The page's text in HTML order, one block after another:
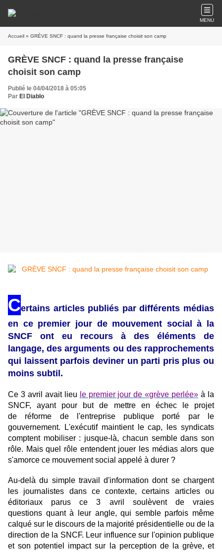
MENU
Accueil » GRÈVE SNCF : quand la presse française choisit son camp
GRÈVE SNCF : quand la presse française
choisit son camp
Publié le 04/04/2018 à 05:05
Par El Diablo
Certains articles publiés par différents médias
en ce premier jour de mouvement social à la
SNCF ont eu recours à des éléments de
langage, des arguments ou des rapprochements
qui laissent parfois deviner un parti pris plus ou
moins subtil.
Ce 3 avril avait lieu le premier jour de «grève perlée» à la
SNCF, ayant pour but de mettre en échec le projet
de réforme de l'entreprise publique porté par le
gouvernement. L'exécutif maintient le cap, les syndicats
comptent mobiliser : jusque-là, chacun semble dans son
rôle. Mais quel rôle entendent jouer les médias alors que
s'amorce ce mouvement social appelé à durer ?
Au-delà du simple travail d'information dont se chargent
les journalistes dans ce contexte, certains articles ou
éditoriaux parus ce 3 avril soulèvent de vraies
questions quant à leur angle, qui semble parfois même
calqué sur le discours de la majorité présidentielle ou de la
direction de la SNCF. Leur influence sur l'opinion publique
et son potentiel impact sur la perception de la grève, et